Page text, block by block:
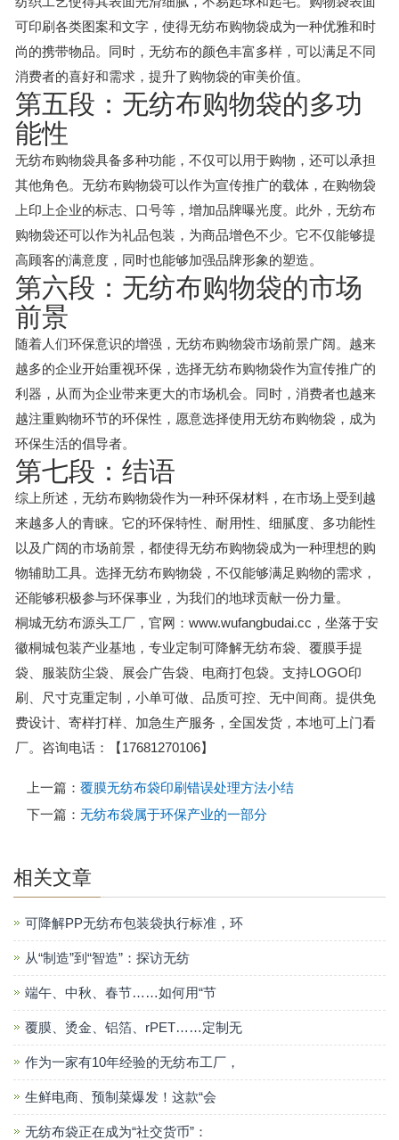
可印刷各类图案和文字，使得无纺布购物袋成为一种优雅和时
尚的携带物品。同时，无纺布的颜色丰富多样，可以满足不同
消费者的喜好和需求，提升了购物袋的审美价值。
第五段：无纺布购物袋的多功
能性
无纺布购物袋具备多种功能，不仅可以用于购物，还可以承担
其他角色。无纺布购物袋可以作为宣传推广的载体，在购物袋
上印上企业的标志、口号等，增加品牌曝光度。此外，无纺布
购物袋还可以作为礼品包装，为商品增色不少。它不仅能够提
高顾客的满意度，同时也能够加强品牌形象的塑造。
第六段：无纺布购物袋的市场
前景
随着人们环保意识的增强，无纺布购物袋市场前景广阔。越来
越多的企业开始重视环保，选择无纺布购物袋作为宣传推广的
利器，从而为企业带来更大的市场机会。同时，消费者也越来
越注重购物环节的环保性，愿意选择使用无纺布购物袋，成为
环保生活的倡导者。
第七段：结语
综上所述，无纺布购物袋作为一种环保材料，在市场上受到越
来越多人的青睐。它的环保特性、耐用性、细腻度、多功能性
以及广阔的市场前景，都使得无纺布购物袋成为一种理想的购
物辅助工具。选择无纺布购物袋，不仅能够满足购物的需求，
还能够积极参与环保事业，为我们的地球贡献一份力量。
桐城无纺布源头工厂，官网：www.wufangbudai.cc，坐落于安
徽桐城包装产业基地，专业定制可降解无纺布袋、覆膜手提
袋、服装防尘袋、展会广告袋、电商打包袋。支持LOGO印
刷、尺寸克重定制，小单可做、品质可控、无中间商。提供免
费设计、寄样打样、加急生产服务，全国发货，本地可上门看
厂。咨询电话：【17681270106】
上一篇： 覆膜无纺布袋印刷错误处理方法小结
下一篇： 无纺布袋属于环保产业的一部分
相关文章
可降解PP无纺布包装袋执行标准，环
从“制造”到“智造”：探访无纺
端午、中秋、春节……如何用“节
覆膜、烫金、铝箔、rPET……定制无
作为一家有10年经验的无纺布工厂，
生鲜电商、预制菜爆发！这款“会
无纺布袋正在成为“社交货币”：